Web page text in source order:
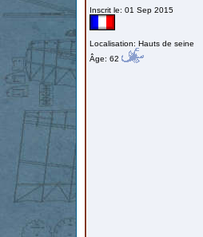
Inscrit le: 01 Sep 2015
Localisation: Hauts de seine
Âge: 62